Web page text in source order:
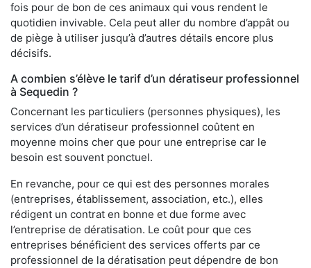
fois pour de bon de ces animaux qui vous rendent le
quotidien invivable. Cela peut aller du nombre d’appât ou
de piège à utiliser jusqu’à d’autres détails encore plus
décisifs.
A combien s’élève le tarif d’un dératiseur professionnel
à Sequedin ?
Concernant les particuliers (personnes physiques), les
services d’un dératiseur professionnel coûtent en
moyenne moins cher que pour une entreprise car le
besoin est souvent ponctuel.
En revanche, pour ce qui est des personnes morales
(entreprises, établissement, association, etc.), elles
rédigent un contrat en bonne et due forme avec
l’entreprise de dératisation. Le coût pour que ces
entreprises bénéficient des services offerts par ce
professionnel de la dératisation peut dépendre de bon